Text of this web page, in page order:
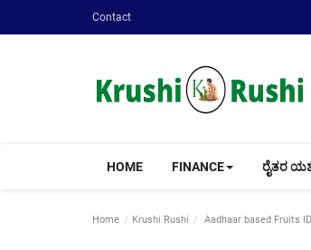
Contact
HOME FINANCE ರೈತರ
Home Krushi Rushi Aadhaar based Fruits